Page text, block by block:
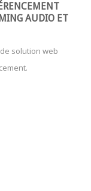
AUDIO ET
solution web